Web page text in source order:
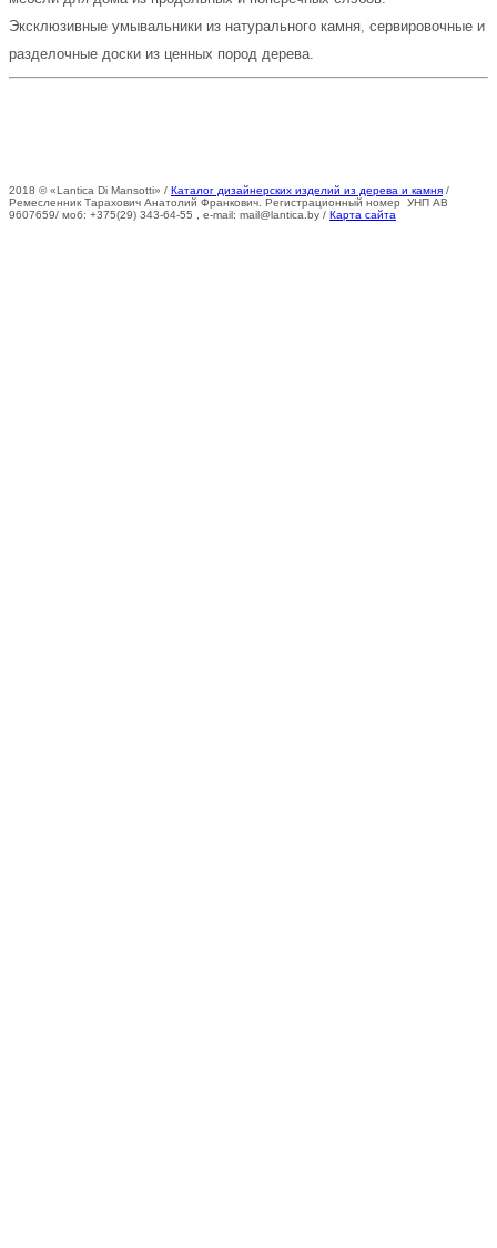
Эксклюзивные умывальники из натурального камня, сервировочные и
разделочные доски из ценных пород дерева.
2018 © «Lantica Di Mansotti» / Каталог дизайнерских изделий из дерева и камня /
Ремесленник Тарахович Анатолий Франкович. Регистрационный номер УНП АВ
9607659/ моб: +375(29) 343-64-55 , е-mail: mail@lantica.by / Карта сайта